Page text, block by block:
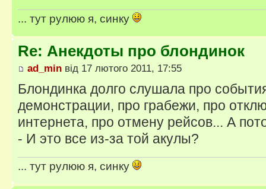
... тут рулюю я, синку
Re: Анекдоты про блондинок
ad_min від 17 лютого 2011, 17:55
Блондинка долго слушала про
демонстрации, про грабежи, про
интернета, про отмену рейсов... А
- И это все из-за той акулы?
... тут рулюю я, синку